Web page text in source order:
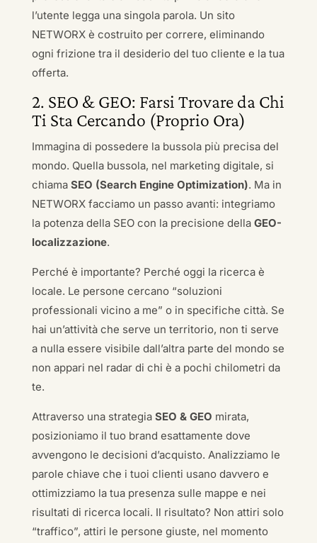
l’utente legga una singola parola. Un sito
NETWORX è costruito per correre, eliminando
ogni frizione tra il desiderio del tuo cliente e la tua
offerta.
2. SEO & GEO: Farsi Trovare da Chi
Ti Sta Cercando (Proprio Ora)
Immagina di possedere la bussola più precisa del
mondo. Quella bussola, nel marketing digitale, si
chiama SEO (Search Engine Optimization). Ma in
NETWORX facciamo un passo avanti: integriamo
la potenza della SEO con la precisione della GEO-
localizzazione.
Perché è importante? Perché oggi la ricerca è
locale. Le persone cercano “soluzioni
professionali vicino a me” o in specifiche città. Se
hai un’attività che serve un territorio, non ti serve
a nulla essere visibile dall’altra parte del mondo se
non appari nel radar di chi è a pochi chilometri da
te.
Attraverso una strategia SEO & GEO mirata,
posizioniamo il tuo brand esattamente dove
avvengono le decisioni d’acquisto. Analizziamo le
parole chiave che i tuoi clienti usano davvero e
ottimizziamo la tua presenza sulle mappe e nei
risultati di ricerca locali. Il risultato? Non attiri solo
“traffico”, attiri le persone giuste, nel momento